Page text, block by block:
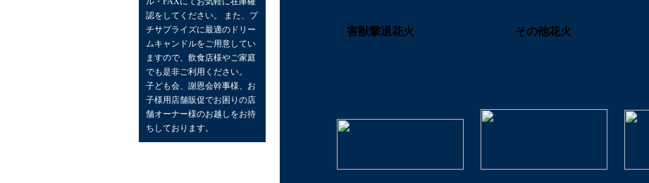
認をしてください。 また、プ
チサプライズに最適のドリー
ムキャンドルをご用意してい
ますので、飲食店様やご家庭
でも是非ご利用ください。
子ども会、謝恩会幹事様、お
子様用店舗販促でお困りの店
舗オーナー様のお越しをお待
ちしております。
害獣撃退花火 その他花火